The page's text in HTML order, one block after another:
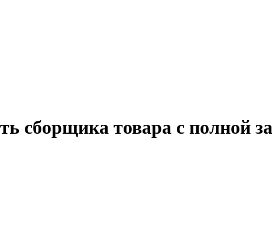
сборщика товара с полной